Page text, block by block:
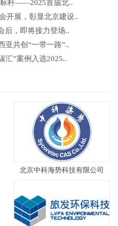
标杆——2025首届北..
开展，彰显北京建设..
后，即将接力登场..
亚共创“一带一路”..
汇”案例入选2025..
北京中科海势科技有限公司